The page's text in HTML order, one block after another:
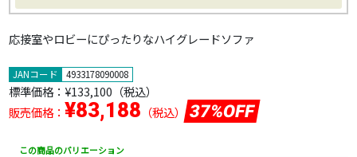
応接室やロビーにぴったりなハイグレードソファ
JANコード 4933178090008
標準価格： ¥133,100 （税込）
販売価格： ¥83,188 （税込） 37%OFF
この商品のバリエーション